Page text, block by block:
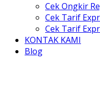
Cek Ongkir
Cek Tarif
Cek Tarif
KONTAK KAMI
Blog